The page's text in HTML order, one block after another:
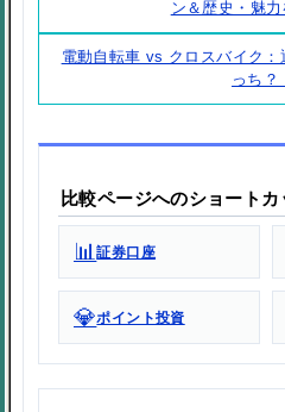
ン＆歴史・魅
電動自転車 vs クロスバイク
っち
比較ページへのショートカ
📊証券口座
💎ポイント投資